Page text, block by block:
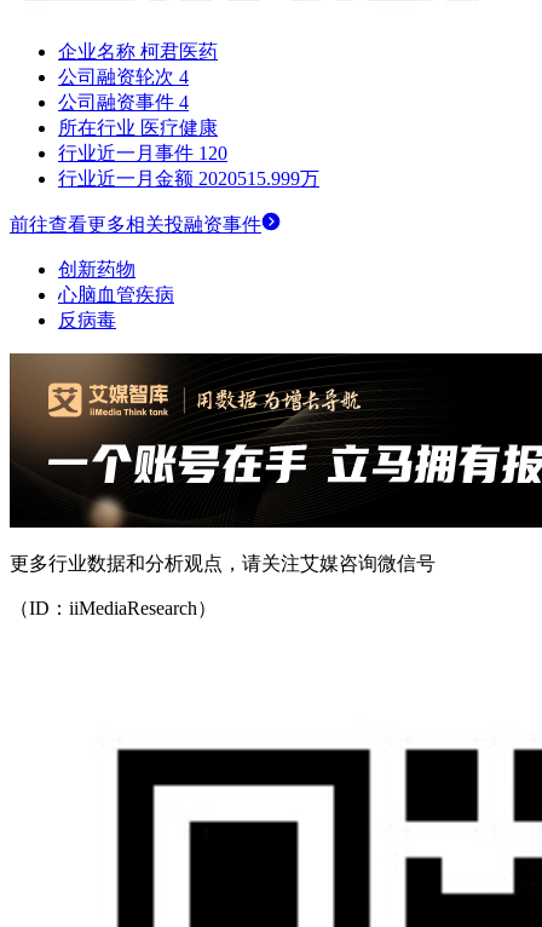
企业名称 柯君医药
公司融资轮次 4
公司融资事件 4
所在行业 医疗健康
行业近一月事件 120
行业近一月金额 2020515.999万
前往查看更多相关投融资事件
创新药物
心脑血管疾病
反病毒
更多行业数据和分析观点，请关注艾媒咨询微信号
（ID：iiMediaResearch）